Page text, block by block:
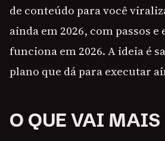
de conteúdo para você
ainda em 2026, com passos e
funciona em 2026. A ideia é
plano que dá para executar
O QUE VAI MAIS